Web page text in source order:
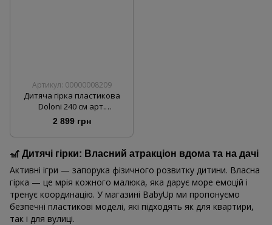
Артикул: 00000008209
Дитяча гірка пластикова
Doloni 240 см арт.
014550/01eco
2 899 грн
🎢 Дитячі гірки: Власний атракціон вдома та на дачі
Активні ігри — запорука фізичного розвитку дитини. Власна
гірка — це мрія кожного малюка, яка дарує море емоцій і
тренує координацію. У магазині BabyUp ми пропонуємо
безпечні пластикові моделі, які підходять як для квартири,
так і для вулиці.